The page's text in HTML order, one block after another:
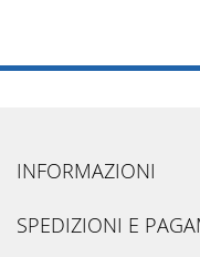
INFORMAZIONI
SPEDIZIONI E